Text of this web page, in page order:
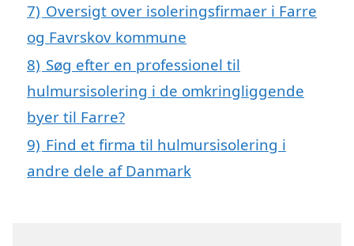
7) Oversigt over isoleringsfirmaer i Farre
og Favrskov kommune
8) Søg efter en professionel til
hulmursisolering i de omkringliggende
byer til Farre?
9) Find et firma til hulmursisolering i
andre dele af Danmark